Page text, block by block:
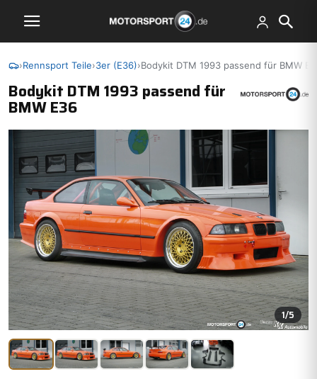
›Rennsport Teile›3er (E36)›Bodykit DTM 1993 passend für BMW
Bodykit DTM 1993 passend für
BMW E36
1/5